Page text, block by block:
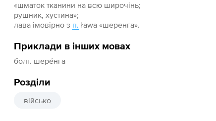
«шматок тканини на всю широчінь;
рушник, хустина»;
лава імовірно з п. ława «шеренга».
Приклади в інших мовах
болг. шере́нга
Розділи
військо